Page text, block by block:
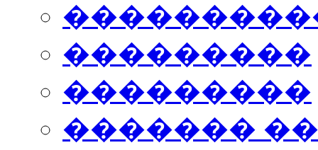
���������
���������
�������